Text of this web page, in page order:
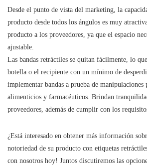
Desde el punto de vista del marketing, la
producto desde todos los ángulos es muy
producto a los proveedores, ya que el espacio
ajustable.
Las bandas retráctiles se quitan fácilmente, lo
botella o el recipiente con un mínimo de
implementar bandas a prueba de manipulaciones
alimenticios y farmacéuticos. Brindan
proveedores, además de cumplir con los
¿Está interesado en obtener más información
notoriedad de su producto con etiquetas
con nosotros hoy! Juntos discutiremos las